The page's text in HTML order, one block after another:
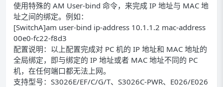
使用特殊的 AM User-bind 命令，来完成 IP 地址与 MAC 地
址之间的绑定。例如：
[SwitchA]am user-bind ip-address 10.1.1.2 mac-address
00e0-fc22-f8d3
配置说明：以上配置完成对 PC 机的 IP 地址和 MAC 地址的
全局绑定，即与绑定的 IP 地址或者 MAC 地址不同的 PC
机，在任何端口都无法上网。
支持型号：S3026E/EF/C/G/T、S3026C-PWR、E026/E026